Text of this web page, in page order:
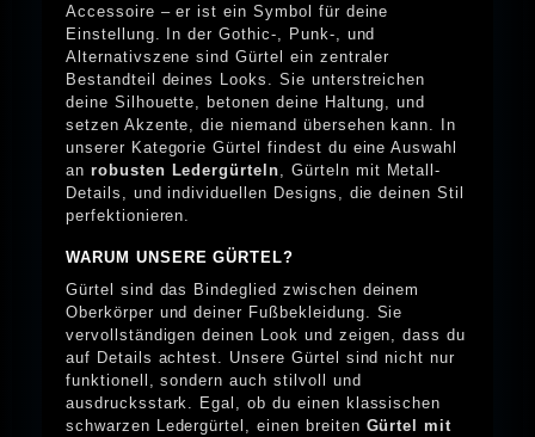
Accessoire – er ist ein Symbol für deine
Einstellung. In der Gothic-, Punk-, und
Alternativszene sind Gürtel ein zentraler
Bestandteil deines Looks. Sie unterstreichen
deine Silhouette, betonen deine Haltung, und
setzen Akzente, die niemand übersehen kann. In
unserer Kategorie Gürtel findest du eine Auswahl
an robusten Ledergürteln , Gürteln mit Metall-
Details, und individuellen Designs, die deinen Stil
perfektionieren.
WARUM UNSERE GÜRTEL?
Gürtel sind das Bindeglied zwischen deinem
Oberkörper und deiner Fußbekleidung. Sie
vervollständigen deinen Look und zeigen, dass du
auf Details achtest. Unsere Gürtel sind nicht nur
funktionell, sondern auch stilvoll und
ausdrucksstark. Egal, ob du einen klassischen
schwarzen Ledergürtel, einen breiten Gürtel mit